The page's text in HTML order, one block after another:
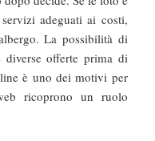
adeguati ai costi,
La possibilità di
diverse offerte prima di
è uno dei motivi per
ricoprono un ruolo